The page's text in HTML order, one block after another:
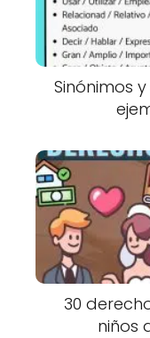
Sinónimos
30
niños